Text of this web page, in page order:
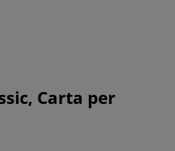
Carta per